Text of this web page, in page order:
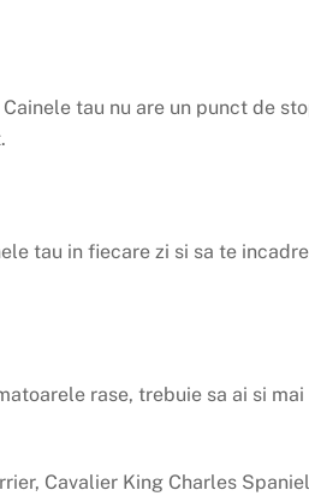
tau nu are un punct de
tau in fiecare zi si sa te
rase, trebuie sa ai si
Cavalier King Charles Spaniel